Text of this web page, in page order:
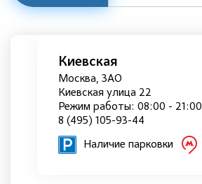
Киевская
Москва, ЗАО
Киевская улица 22
Режим работы: 08:00 - 21:00
8 (495) 105-93-44
Наличие парковки